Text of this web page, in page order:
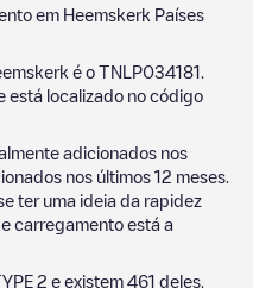
em Heemskerk Países
é o TNLP034181
está localizado no código
adicionados nos
nos últimos 12 meses.
ter uma ideia da rapidez
carregamento está a
2 e existem 461 deles.